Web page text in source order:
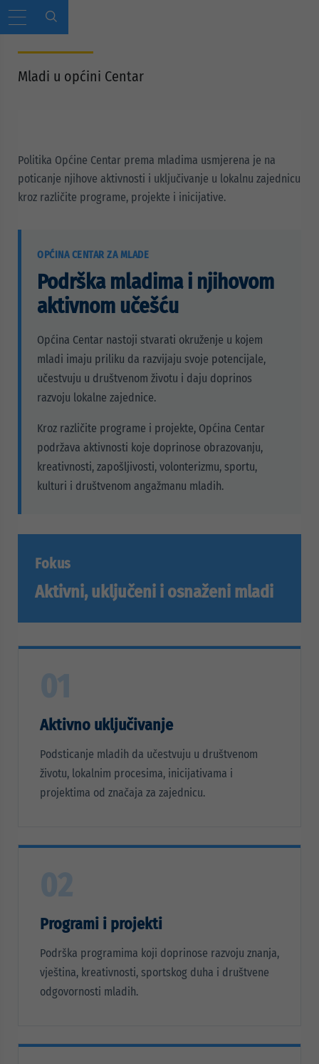
Mladi u općini Centar
Politika Općine Centar prema mladima usmjerena je na
poticanje njihove aktivnosti i uključivanje u lokalnu zajednicu
kroz različite programe, projekte i inicijative.
OPĆINA CENTAR ZA MLADE
Podrška mladima i njihovom
aktivnom učešću
Općina Centar nastoji stvarati okruženje u kojem
mladi imaju priliku da razvijaju svoje potencijale,
učestvuju u društvenom životu i daju doprinos
razvoju lokalne zajednice.
Kroz različite programe i projekte, Općina Centar
podržava aktivnosti koje doprinose obrazovanju,
kreativnosti, zapošljivosti, volonterizmu, sportu,
kulturi i društvenom angažmanu mladih.
Fokus
Aktivni, uključeni i osnaženi mladi
Aktivno uključivanje
Podsticanje mladih da učestvuju u društvenom
životu, lokalnim procesima, inicijativama i
projektima od značaja za zajednicu.
Programi i projekti
Podrška programima koji doprinose razvoju znanja,
vještina, kreativnosti, sportskog duha i društvene
odgovornosti mladih.